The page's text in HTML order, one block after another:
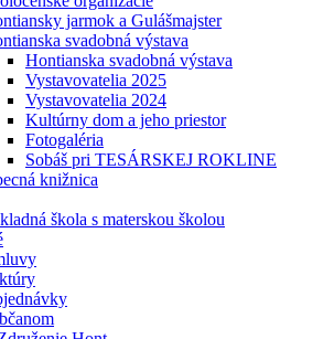
jarmok a Gulášmajster
svadobná výstava
Hontianska svadobná výstava
Vystavovatelia 2025
Vystavovatelia 2024
Kultúrny dom a jeho priestor
Fotogaléria
Sobáš pri TESÁRSKEJ ROKLINE
knižnica
škola s materskou školou